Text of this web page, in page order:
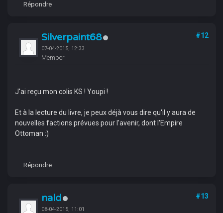
Répondre
Silverpaint68
07-04-2015, 12:33
Member
#12
J'ai reçu mon colis KS ! Youpi !
Et à la lecture du livre, je peux déjà vous dire qu'il y aura de
nouvelles factions prévues pour l'avenir, dont l'Empire
Ottoman :)
Répondre
nald
08-04-2015, 11:01
#13